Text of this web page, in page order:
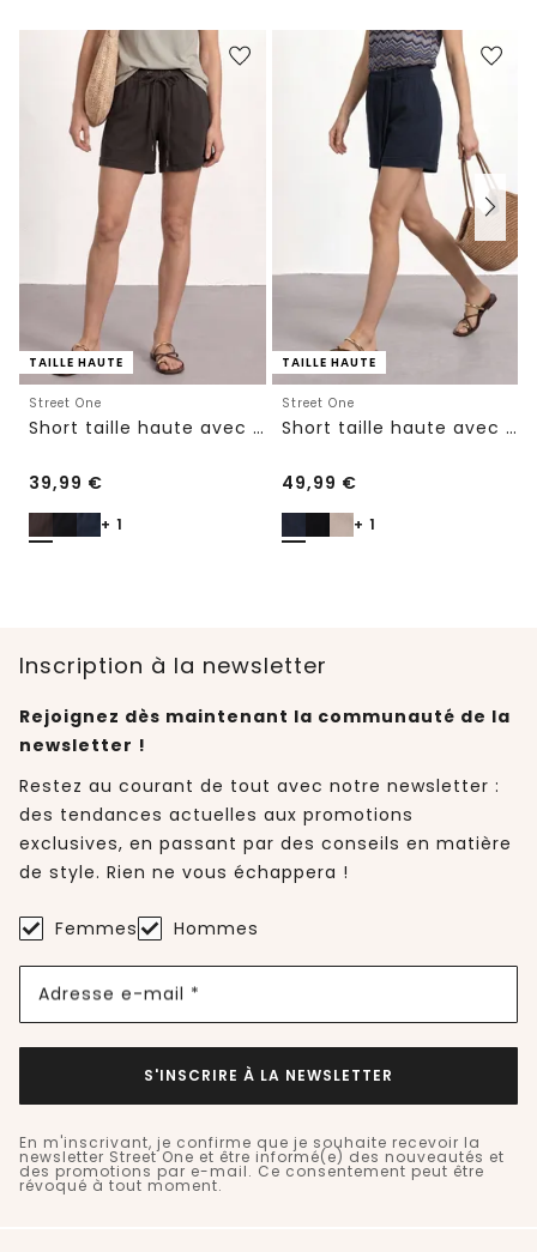
TAILLE HAUTE
Street One
Short taille haute avec ceinture paperbag
39,99 €
+ 1
TAILLE HAUTE
Street One
Short taille haute avec ceinture
49,99 €
+ 1
Inscription à la newsletter
Rejoignez dès maintenant la communauté de la
newsletter !
Restez au courant de tout avec notre newsletter :
des tendances actuelles aux promotions
exclusives, en passant par des conseils en matière
de style. Rien ne vous échappera !
Femmes Hommes
Adresse e-mail *
S'INSCRIRE À LA NEWSLETTER
En m'inscrivant, je confirme que je souhaite recevoir la
newsletter Street One et être informé(e) des nouveautés et
des promotions par e-mail. Ce consentement peut être
révoqué à tout moment.